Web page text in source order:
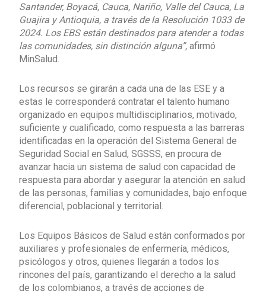
Santander, Boyacá, Cauca, Nariño, Valle del Cauca, La
Guajira y Antioquia, a través de la Resolución 1033 de
2024. Los EBS están destinados para atender a todas
las comunidades, sin distinción alguna”, afirmó
MinSalud.
Los recursos se girarán a cada una de las ESE y a
estas le corresponderá contratar el talento humano
organizado en equipos multidisciplinarios, motivado,
suficiente y cualificado, como respuesta a las barreras
identificadas en la operación del Sistema General de
Seguridad Social en Salud, SGSSS, en procura de
avanzar hacia un sistema de salud con capacidad de
respuesta para abordar y asegurar la atención en salud
de las personas, familias y comunidades, bajo enfoque
diferencial, poblacional y territorial.
Los Equipos Básicos de Salud están conformados por
auxiliares y profesionales de enfermería, médicos,
psicólogos y otros, quienes llegarán a todos los
rincones del país, garantizando el derecho a la salud
de los colombianos, a través de acciones de